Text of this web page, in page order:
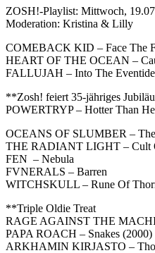
ZOSH!-Playlist: Mittwoch,
Moderation: Kristina & Lilly
COMEBACK KID – Face The
HEART OF THE OCEAN –
FALLUJAH – Into The Eventide
**Zosh! feiert 35-jähriges
POWERTRYP – Hotter Than
OCEANS OF SLUMBER –
THE RADIANT LIGHT – Cult
FEN – Nebula
FVNERALS – Barren
WITCHSKULL – Rune Of
**Triple Oldie Treat
RAGE AGAINST THE
PAPA ROACH – Snakes (2000)
ARKHAMIN KIRJASTO –